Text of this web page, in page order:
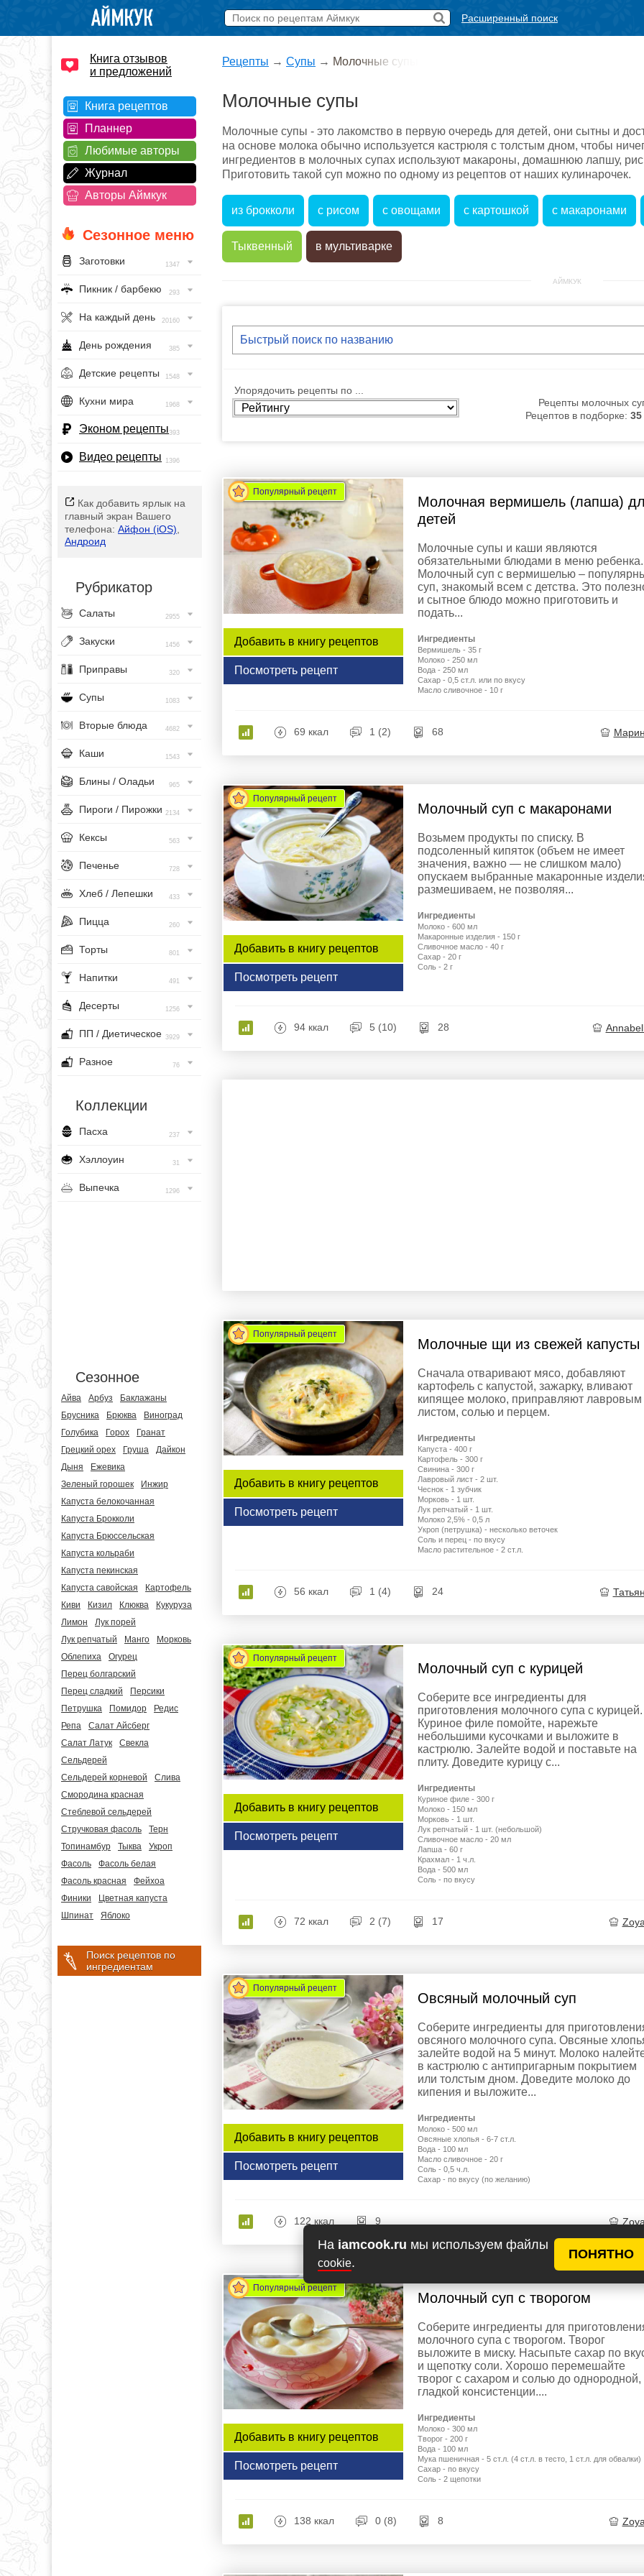
На iamcook.ru мы используем файлы
cookie.
ПОНЯТНО
Расширенный поиск
Книга отзывов
и предложений
Книга рецептов
Планнер
Любимые авторы
Журнал
Авторы Аймкук
Сезонное меню
Заготовки 1347
Пикник / барбекю 293
На каждый день 20160
День рождения 385
Детские рецепты 1548
Кухни мира 1968
Эконом рецепты393
Видео рецепты 1396
Как добавить ярлык на
главный экран Вашего
телефона: Айфон (iOS)
Андроид
Рубрикатор
Салаты 2955
Закуски 1456
Приправы 320
Супы 1083
Вторые блюда 4682
Каши 1543
Блины / Оладьи 965
Пироги / Пирожки 2134
Кексы 563
Печенье 728
Хлеб / Лепешки 433
Пицца 260
Торты 801
Напитки 491
Десерты 1256
ПП / Диетическое 3929
Разное 76
Коллекции
Пасха 237
Хэллоуин 31
Выпечка 1296
Сезонное
Айва Арбуз
Баклажаны
Брусника
Брюква
Виноград
Голубика
Горох
Гранат
Грецкий орех
Груша
Дайкон
Дыня
Ежевика
Зеленый горошек
Инжир
Капуста белокочанная
Капуста Брокколи
Капуста Брюссельская
Капуста кольраби
Капуста пекинская
Капуста савойская
Картофель
Киви
Кизил Клюква
Кукуруза
Лимон
Лук порей
Лук репчатый
Манго
Морковь
Облепиха
Огурец
Перец болгарский
Перец сладкий
Персики
Петрушка
Помидор
Редис
Репа
Салат Айсберг
Салат Латук
Свекла
Сельдерей
Сельдерей корневой
Слива
Смородина красная
Стеблевой сельдерей
Стручковая фасоль
Терн
Топинамбур
Тыква
Укроп
Фасоль
Фасоль белая
Фасоль красная
Фейхоа
Финики
Цветная капуста
Шпинат
Яблоко
Поиск рецептов по
ингредиентам
Рецепты → Супы → Молочные супы
Молочные супы
Молочные супы - это лакомство в первую очередь для детей, они сытны и
на основе молока обычно используется кастрюля с толстым дном, чтобы
ингредиентов в молочных супах используют макароны, домашнюю лапшу,
Приготовить такой суп можно по одному из рецептов от наших кулинарочек.
из брокколи с рисом с овощами с картошкой с макаронами
Тыквенный в мультиварке
АЙМКУК
Упорядочить рецепты по ...
Рецепты молочных
Рецептов в подборке: 35
Популярный рецепт
Добавить в книгу рецептов
Посмотреть рецепт
Молочная вермишель (лапша)
детей
Молочные супы и каши являются
обязательными блюдами в меню ребенка.
Молочный суп с вермишелью –
суп, знакомый всем с детства. Это
и сытное блюдо можно приготовить и
подать...
Ингредиенты
Вермишель - 35 г
Молоко - 250 мл
Вода - 250 мл
Сахар - 0,5 ст.л. или по вкусу
Масло сливочное - 10 г
69 ккал 1 (2) 68
Популярный рецепт
Добавить в книгу рецептов
Посмотреть рецепт
Молочный суп с макаронами
Возьмем продукты по списку. В
подсоленный кипяток (объем не имеет
значения, важно — не слишком мало)
опускаем выбранные макаронные
размешиваем, не позволяя...
Ингредиенты
Молоко - 600 мл
Макаронные изделия - 150 г
Сливочное масло - 40 г
Сахар - 20 г
Соль - 2 г
94 ккал 5 (10) 28
Популярный рецепт
Добавить в книгу рецептов
Посмотреть рецепт
Молочные щи из свежей капусты
Сначала отваривают мясо, добавляют
картофель с капустой, зажарку, вливают
кипящее молоко, приправляют лавровым
листом, солью и перцем.
Ингредиенты
Капуста - 400 г
Картофель - 300 г
Свинина - 300 г
Лавровый лист - 2 шт.
Чеснок - 1 зубчик
Морковь - 1 шт.
Лук репчатый - 1 шт.
Молоко 2,5% - 0,5 л
Укроп (петрушка) - несколько веточек
Соль и перец - по вкусу
Масло растительное - 2 ст.л.
56 ккал 1 (4) 24
Популярный рецепт
Добавить в книгу рецептов
Посмотреть рецепт
Молочный суп с курицей
Соберите все ингредиенты для
приготовления молочного супа с курицей.
Куриное филе помойте, нарежьте
небольшими кусочками и выложите в
кастрюлю. Залейте водой и поставьте на
плиту. Доведите курицу с...
Ингредиенты
Куриное филе - 300 г
Молоко - 150 мл
Морковь - 1 шт.
Лук репчатый - 1 шт. (небольшой)
Сливочное масло - 20 мл
Лапша - 60 г
Крахмал - 1 ч.л.
Вода - 500 мл
Соль - по вкусу
72 ккал 2 (7) 17
Популярный рецепт
Добавить в книгу рецептов
Посмотреть рецепт
Овсяный молочный суп
Соберите ингредиенты для
овсяного молочного супа. Овсяные
залейте водой на 5 минут. Молоко
в кастрюлю с антипригарным покрытием
или толстым дном. Доведите молоко до
кипения и выложите...
Ингредиенты
Молоко - 500 мл
Овсяные хлопья - 6-7 ст.л.
Вода - 100 мл
Масло сливочное - 20 г
Соль - 0,5 ч.л.
Сахар - по вкусу (по желанию)
122 ккал 9
Популярный рецепт
Добавить в книгу рецептов
Посмотреть рецепт
Молочный суп с творогом
Соберите ингредиенты для
молочного супа с творогом. Творог
выложите в миску. Насыпьте сахар по
и щепотку соли. Хорошо перемешайте
творог с сахаром и солью до однородной,
гладкой консистенции....
Ингредиенты
Молоко - 300 мл
Творог - 200 г
Вода - 100 мл
Мука пшеничная - 5 ст.л. (4 ст.л. в тесто, 1 ст.л. для обвалки)
Сахар - по вкусу
Соль - 2 щепотки
138 ккал 0 (8) 8